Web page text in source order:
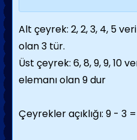
Alt çeyrek: 2, 2, 3, 4, 5
olan 3 tür.
Üst çeyrek: 6, 8, 9, 9, 10
elemanı olan 9 dur
Çeyrekler açıklığı: 9 - 3